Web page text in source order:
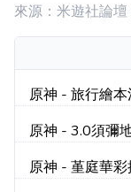
來源：米遊社論
原神 - 旅行繪
原神 - 3.0須彌
原神 - 堇庭華